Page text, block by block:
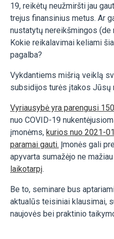
19, reikėtų neužmiršti jau
trejus finansinius metus. Ar
nustatytų nereikšmingos
Kokie reikalavimai keliami
pagalba?
Vykdantiems mišrią veiklą
subsidijos turės įtakos Jūsų
Vyriausybė yra parengusi
nuo COVID-19
įmonėms, kurios nuo 2021-
paramai gauti. Įmonės gali
apyvarta sumažėjo ne
laikotarpį.
Be to, seminare bus
aktualūs teisiniai klausimai,
naujovės bei praktinio